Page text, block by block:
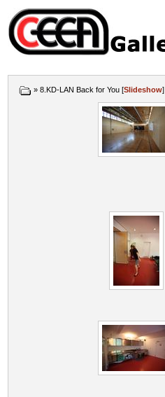
» 8.KD-LAN Back for You [Slideshow]